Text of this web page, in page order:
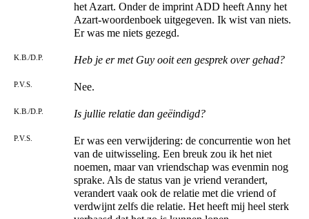
het Azart. Onder de imprint ADD heeft Anny het
Azart-woordenboek uitgegeven. Ik wist van niets.
Er was me niets gezegd.
K.B./D.P. Heb je er met Guy ooit een gesprek over gehad?
P.V.S. Nee.
K.B./D.P. Is jullie relatie dan geëindigd?
P.V.S.
Er was een verwijdering: de concurrentie won het
van de uitwisseling. Een breuk zou ik het niet
noemen, maar van vriendschap was evenmin nog
sprake. Als de status van je vriend verandert,
verandert vaak ook de relatie met die vriend of
verdwijnt zelfs die relatie. Het heeft mij heel sterk